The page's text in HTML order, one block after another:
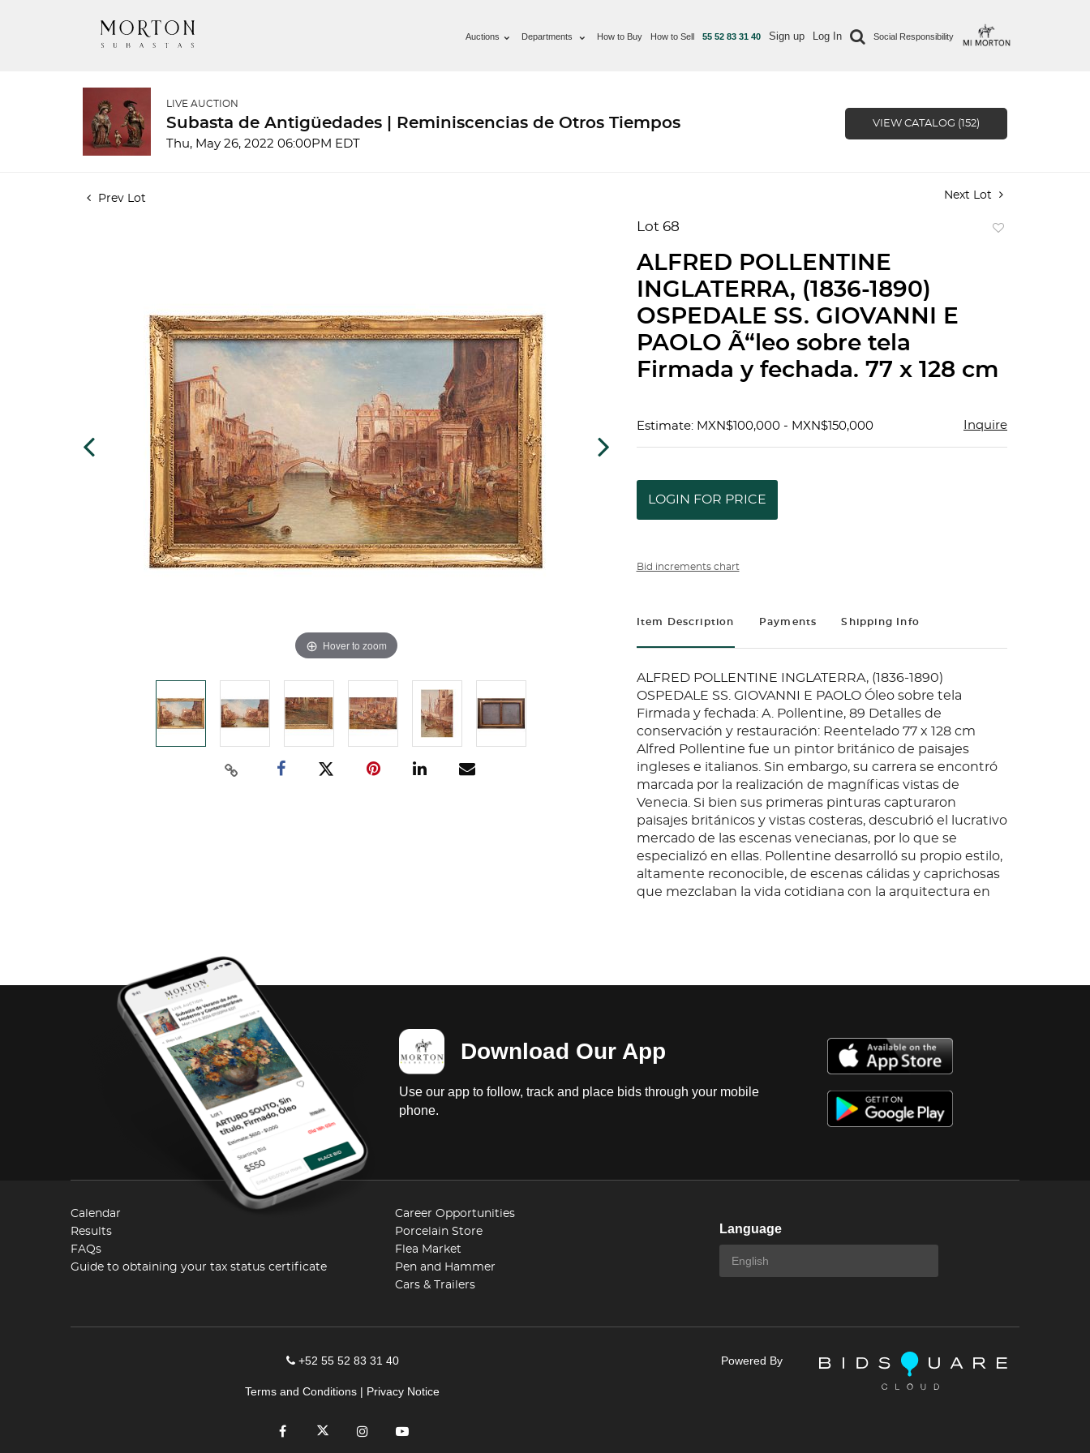
Auctions Departments How to Buy How to Sell 55 52 83 31 40 Sign up Log In Social Responsibility
LIVE AUCTION
Subasta de Antigüedades | Reminiscencias de Otros Tiempos
Thu, May 26, 2022 06:00PM EDT
VIEW CATALOG (152)
Prev Lot Next Lot
Hover to zoom
Lot 68
ALFRED POLLENTINE
INGLATERRA, (1836-1890)
OSPEDALE SS. GIOVANNI E
PAOLO Ã“leo sobre tela
Firmada y fechada. 77 x 128 cm
Estimate: MXN$100,000 - MXN$150,000 Inquire
LOGIN FOR PRICE
Bid increments chart
Item Description Payments Shipping Info
ALFRED POLLENTINE INGLATERRA, (1836-1890)
OSPEDALE SS. GIOVANNI E PAOLO Óleo sobre tela
Firmada y fechada: A. Pollentine, 89 Detalles de
conservación y restauración: Reentelado 77 x 128 cm
Alfred Pollentine fue un pintor británico de paisajes
ingleses e italianos. Sin embargo, su carrera se encontró
marcada por la realización de magníficas vistas de
Venecia. Si bien sus primeras pinturas capturaron
paisajes británicos y vistas costeras, descubrió el lucrativo
mercado de las escenas venecianas, por lo que se
especializó en ellas. Pollentine desarrolló su propio estilo,
altamente reconocible, de escenas cálidas y caprichosas
que mezclaban la vida cotidiana con la arquitectura en
Download Our App
Use our app to follow, track and place bids through your mobile
phone.
Calendar
Results
FAQs
Guide to obtaining your tax status certificate
Career Opportunities
Porcelain Store
Flea Market
Pen and Hammer
Cars & Trailers
Language
+52 55 52 83 31 40
Terms and Conditions | Privacy Notice
Powered By